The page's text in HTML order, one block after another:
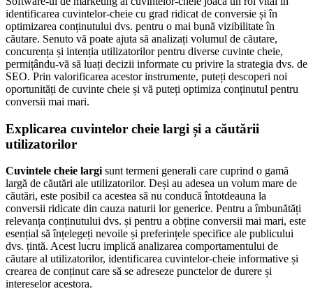
identificarea cuvintelor-cheie cu grad ridicat de conversie și în
optimizarea conținutului dvs. pentru o mai bună vizibilitate în
căutare. Senuto vă poate ajuta să analizați volumul de căutare,
concurența și intenția utilizatorilor pentru diverse cuvinte cheie,
permițându-vă să luați decizii informate cu privire la strategia dvs. de
SEO. Prin valorificarea acestor instrumente, puteți descoperi noi
oportunități de cuvinte cheie și vă puteți optimiza conținutul pentru
conversii mai mari.
Explicarea cuvintelor cheie largi și a căutării
utilizatorilor
Cuvintele cheie largisunt termeni generali care cuprind o gamă
largă de căutări ale utilizatorilor. Deși au adesea un volum mare de
căutări, este posibil ca acestea să nu conducă întotdeauna la
conversii ridicate din cauza naturii lor generice. Pentru a îmbunătăți
relevanța conținutului dvs. și pentru a obține conversii mai mari, este
esențial să înțelegeți nevoile și preferințele specifice ale publicului
dvs. țintă. Acest lucru implică analizarea comportamentului de
căutare al utilizatorilor, identificarea cuvintelor-cheie informative și
crearea de conținut care să se adreseze punctelor de durere și
intereselor acestora.